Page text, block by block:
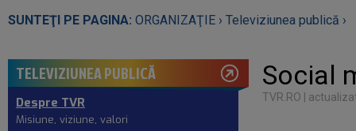
SUNTEŢI PE PAGINA: ORGANIZAŢIE › Televiziunea publică ›
TELEVIZIUNEA PUBLICĂ
Despre TVR
Misiune, viziune, valori
Social
TVR.RO |